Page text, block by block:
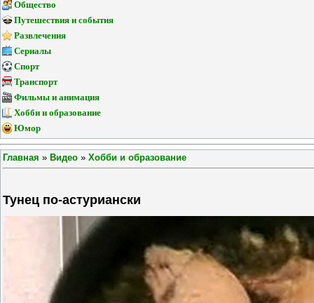
Общество
Путешествия и события
Развлечения
Сериалы
Спорт
Транспорт
Фильмы и анимация
Хобби и образование
Юмор
Главная » Видео » Хобби и образование
Тунец по-астуриански